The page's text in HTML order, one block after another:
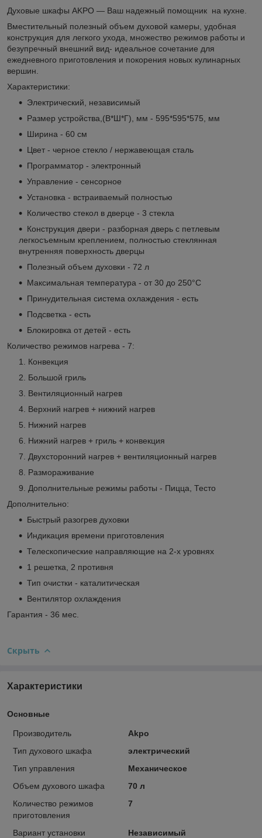
Духовые шкафы AKPO — Ваш надежный помощник на кухне.
Вместительный полезный объем духовой камеры, удобная
конструкция для легкого ухода, множество режимов работы и
безупречный внешний вид- идеальное сочетание для
ежедневного приготовления и покорения новых кулинарных
вершин.
Характеристики:
Электрический, независимый
Размер устройства,(В*Ш*Г), мм - 595*595*575, мм
Ширина - 60 см
Цвет - черное стекло / нержавеющая сталь
Программатор - электронный
Управление - сенсорное
Установка - встраиваемый полностью
Количество стекол в дверце - 3 стекла
Конструкция двери - разборная дверь с петлевым
легкосъемным креплением, полностью стеклянная
внутренняя поверхность дверцы
Полезный объем духовки - 72 л
Максимальная температура - от 30 до 250°C
Принудительная система охлаждения - есть
Подсветка - есть
Блокировка от детей - есть
Количество режимов нагрева - 7:
Конвекция
Большой гриль
Вентиляционный нагрев
Верхний нагрев + нижний нагрев
Нижний нагрев
Нижний нагрев + гриль + конвекция
Двухсторонний нагрев + вентиляционный нагрев
Размораживание
Дополнительные режимы работы - Пицца, Тесто
Дополнительно:
Быстрый разогрев духовки
Индикация времени приготовления
Телескопические направляющие на 2-х уровнях
1 решетка, 2 противня
Тип очистки - каталитическая
Вентилятор охлаждения
Гарантия - 36 мес.
Скрыть
Характеристики
Основные
Производитель
Akpo
Тип духового шкафа
электрический
Тип управления
Механическое
Объем духового шкафа
70 л
Количество режимов
приготовления
7
Вариант установки Независимый